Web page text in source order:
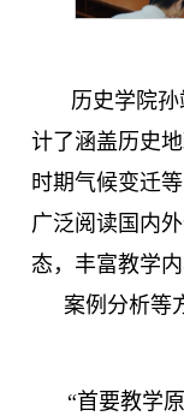
历史学院
计了涵盖历史
时期气候变迁
广泛阅读国内
态，丰富教学
案例分析等
“首要教学